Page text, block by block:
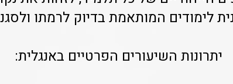
לימודים המותאמת בדיוק לרמתו
יתרונות השיעורים הפרטיים באנגלית: